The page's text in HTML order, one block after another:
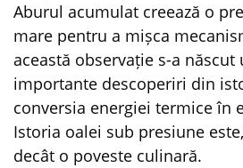
Aburul acumulat creează o
mare pentru a mișca
această observație s-a
importante descoperiri din
conversia energiei termice în
Istoria oalei sub presiune
decât o poveste culinară.